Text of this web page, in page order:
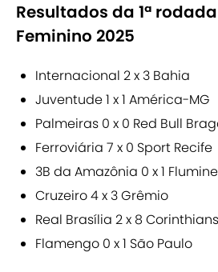
Resultados da 1ª
Feminino 2025
Internacional 2 x 3 Bahia
Juventude 1 x 1 América-MG
Palmeiras 0 x 0 Red Bull
Ferroviária 7 x 0 Sport Recife
3B da Amazônia 0 x 1
Cruzeiro 4 x 3 Grêmio
Real Brasília 2 x 8 Corinthians
Flamengo 0 x 1 São Paulo